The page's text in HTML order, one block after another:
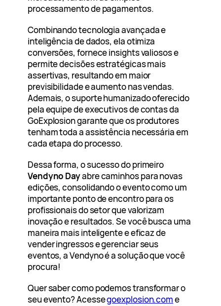
processamento de pagamentos.
Combinando tecnologia avançada e
inteligência de dados, ela otimiza
conversões, fornece insights valiosos e
permite decisões estratégicas mais
assertivas, resultando em maior
previsibilidade e aumento nas vendas.
Ademais, o suporte humanizado oferecido
pela equipe de executivos de contas da
GoExplosion garante que os produtores
tenham toda a assistência necessária em
cada etapa do processo.
Dessa forma, o sucesso do primeiro
Vendyno Dayabre caminhos para novas
edições, consolidando o evento como um
importante ponto de encontro para os
profissionais do setor que valorizam
inovação e resultados. Se você busca uma
maneira mais inteligente e eficaz de
vender ingressos e gerenciar seus
eventos, a Vendyno é a solução que você
procura!
Quer saber como podemos transformar o
seu evento? Acessegoexplosion.come